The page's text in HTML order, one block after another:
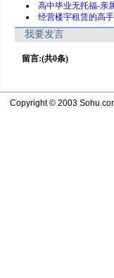
高中毕业无托福-亲
经营楼宇租赁的高手
我要发言
留言:(共0条)
Copyright © 2003